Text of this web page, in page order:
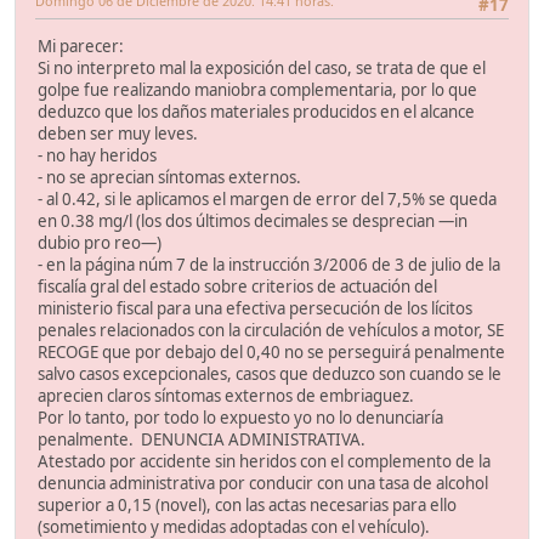
Mi parecer:
Si no interpreto mal la exposición del caso, se trata de que el
golpe fue realizando maniobra complementaria, por lo que
deduzco que los daños materiales producidos en el alcance
deben ser muy leves.
- no hay heridos
- no se aprecian síntomas externos.
- al 0.42, si le aplicamos el margen de error del 7,5% se queda
en 0.38 mg/l (los dos últimos decimales se desprecian —in
dubio pro reo—)
- en la página núm 7 de la instrucción 3/2006 de 3 de julio de la
fiscalía gral del estado sobre criterios de actuación del
ministerio fiscal para una efectiva persecución de los lícitos
penales relacionados con la circulación de vehículos a motor, SE
RECOGE que por debajo del 0,40 no se perseguirá penalmente
salvo casos excepcionales, casos que deduzco son cuando se le
aprecien claros síntomas externos de embriaguez.
Por lo tanto, por todo lo expuesto yo no lo denunciaría
penalmente. DENUNCIA ADMINISTRATIVA.
Atestado por accidente sin heridos con el complemento de la
denuncia administrativa por conducir con una tasa de alcohol
superior a 0,15 (novel), con las actas necesarias para ello
(sometimiento y medidas adoptadas con el vehículo).